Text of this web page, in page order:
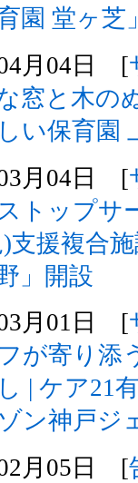
園 堂ヶ芝
月04日 [
な窓と木の
い保育園
月04日 [
ストップ
支援複合
」開設
月01日 [
が寄り添
| ケア21
ン神戸ジ
月05日 [